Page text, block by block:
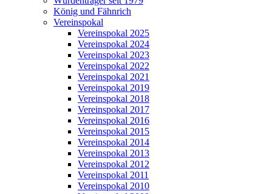
König und Fähnrich
Vereinspokal
Vereinspokal 2025
Vereinspokal 2024
Vereinspokal 2023
Vereinspokal 2022
Vereinspokal 2021
Vereinspokal 2019
Vereinspokal 2018
Vereinspokal 2017
Vereinspokal 2016
Vereinspokal 2015
Vereinspokal 2014
Vereinspokal 2013
Vereinspokal 2012
Vereinspokal 2011
Vereinspokal 2010